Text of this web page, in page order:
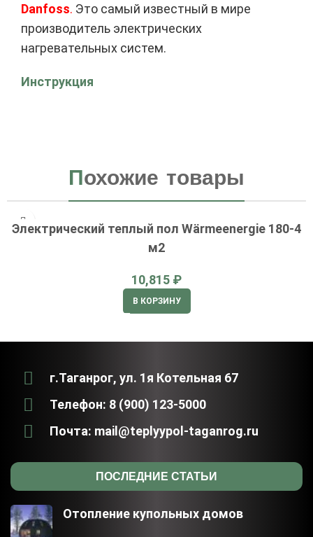
Danfoss. Это самый известный в мире
производитель электрических
нагревательных систем.
Инструкция
Похожие товары
Электрический теплый пол Wärmeenergie 180-4
м2
₽
В КОРЗИНУ
г.Таганрог, ул. 1я Котельная 67
Телефон: 8 (900) 123-5000
Почта: mail@teplyypol-taganrog.ru
ПОСЛЕДНИЕ СТАТЬИ
Отопление купольных домов